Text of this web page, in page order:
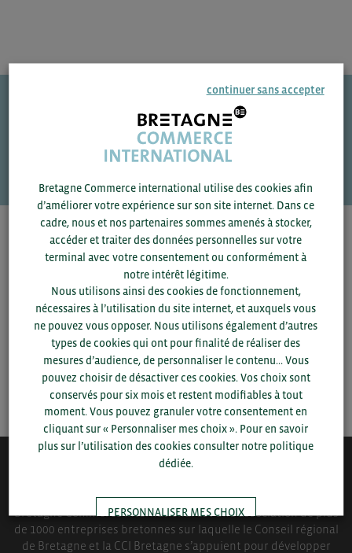
Une question ?
VOS CONTACTS
Pour voir les contacts, merci de renseigner votre
département et votre secteurou connectez-vous.
SAUVEGARDER
Bretagne Commerce International est une association de plus
de 1000 entreprises bretonnes sur laquelle le Conseil régional
de Bretagne et la CCI Bretagne s’appuient pour développer
continuer sans accepter
Bretagne Commerce international utilise des cookies afin
d’améliorer votre expérience sur son site internet. Dans ce
cadre, nous et nos partenaires sommes amenés à stocker,
accéder et traiter des données personnelles sur votre
terminal avec votre consentement ou conformément à
notre intérêt légitime.
Nous utilisons ainsi des cookies de fonctionnement,
nécessaires à l’utilisation du site internet, et auxquels vous
ne pouvez vous opposer. Nous utilisons également d’autres
types de cookies qui ont pour finalité de réaliser des
mesures d’audience, de personnaliser le contenu... Vous
pouvez choisir de désactiver ces cookies. Vos choix sont
conservés pour six mois et restent modifiables à tout
moment. Vous pouvez granuler votre consentement en
cliquant sur « Personnaliser mes choix ». Pour en savoir
plus sur l’utilisation des cookies consulter notre politique
dédiée.
PERSONNALISER MES CHOIX